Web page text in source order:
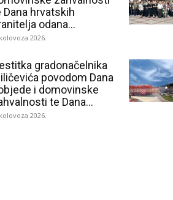
Dana hrvatskih
odana...
2026.
gradonačelnika
povodom Dana
i domovinske
te Dana...
2026.